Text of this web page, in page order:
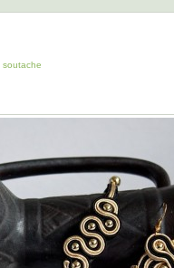
soutache